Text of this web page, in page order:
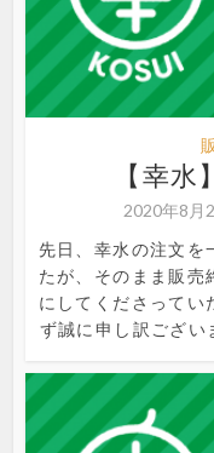
【幸
2020年8月
先日、幸水の注文を
たが、そのまま販売
にしてくださってい
ず誠に申し訳ござい